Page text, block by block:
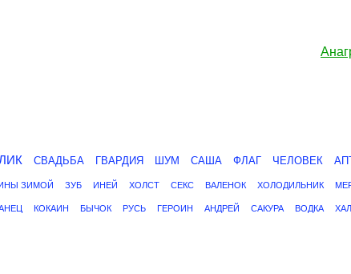
СВАДЬБА ГВАРДИЯ ШУМ САША ФЛАГ ЧЕЛОВЕК
ЗИМОЙ ЗУБ ИНЕЙ ХОЛСТ СЕКС ВАЛЕНОК ХОЛОДИЛЬНИК
КОКАИН БЫЧОК РУСЬ ГЕРОИН АНДРЕЙ САКУРА ВОДКА